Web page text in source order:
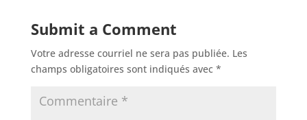
Submit a Comment
Votre adresse courriel ne sera pas publiée. Les
champs obligatoires sont indiqués avec *